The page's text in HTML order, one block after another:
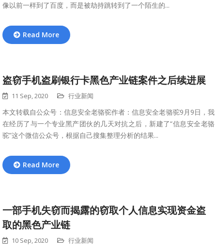
像以前一样到了百度，而是被劫持跳转到了一个陌生的...
Read More
盗窃手机盗刷银行卡黑色产业链案件之后续进展
11 Sep, 2020 行业新闻
本文转载自公众号：信息安全老骆驼作者：信息安全老骆驼9月9日，我
在经历了与一个专业黑产团伙的几天对抗之后，新建了“信息安全老骆
驼”这个微信公众号，根据自己搜集整理分析的结果...
Read More
一部手机失窃而揭露的窃取个人信息实现资金盗
取的黑色产业链
10 Sep, 2020 行业新闻